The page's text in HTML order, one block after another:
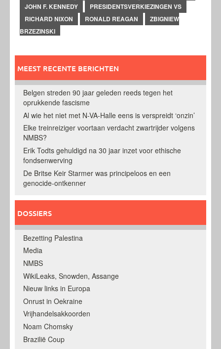
JOHN F. KENNEDY
PRESIDENTSVERKIEZINGEN VS
RICHARD NIXON
RONALD REAGAN
ZBIGNIEW
BRZEZINSKI
MEEST RECENTE BERICHTEN
Belgen streden 90 jaar geleden reeds tegen het
oprukkende fascisme
Al wie het niet met N-VA-Halle eens is verspreidt ‘onzin’
Elke treinreiziger voortaan verdacht zwartrijder volgens
NMBS?
Erik Todts gehuldigd na 30 jaar inzet voor ethische
fondsenwerving
De Britse Keir Starmer was principeloos en een
genocide-ontkenner
DOSSIERS
Bezetting Palestina
Media
NMBS
WikiLeaks, Snowden, Assange
Nieuw links in Europa
Onrust in Oekraine
Vrijhandelsakkoorden
Noam Chomsky
Brazilië Coup